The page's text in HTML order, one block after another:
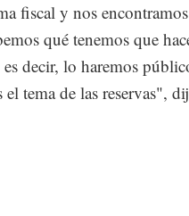
fiscal y nos encontramos
qué tenemos que
decir, lo haremos
tema de las reservas",